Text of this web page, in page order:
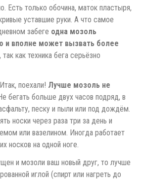
Есть только обочина, маток пластыря,
уставшие руки. А что самое
забеге одна мозоль
и вполне может вызвать более
, так как техника бега серьёзно
поехали! Лучше мозоль не
бегать больше двух часов подряд, в
песку и пыли или под дождём.
носки через раза три за день и
или вазелином. Иногда работает
носков на одной ноге.
и мозоли ваш новый друг, то лучше
иглой (спирт или нагреть до